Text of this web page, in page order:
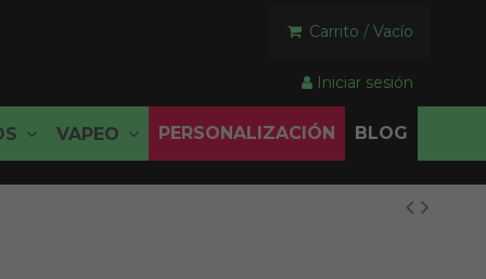
Carrito / Vacío
Iniciar sesión
VAPEO PERSONALIZACIÓN BLOG